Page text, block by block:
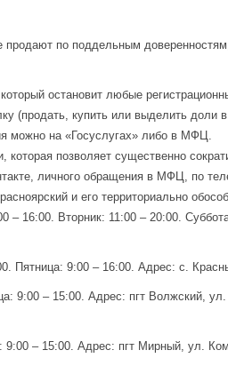
по поддельным
остановит любые
(продать, купить или выделить
можно на «Госуслугах» либо в МФЦ.
позволяет существенно
личного обращения в МФЦ, по
и его территориально
16:00. Вторник: 11:00 – 20:00.
Пятница: 9:00 – 16:00. Адрес: с.
– 15:00. Адрес: пгт Волжский,
– 15:00. Адрес: пгт Мирный, ул.